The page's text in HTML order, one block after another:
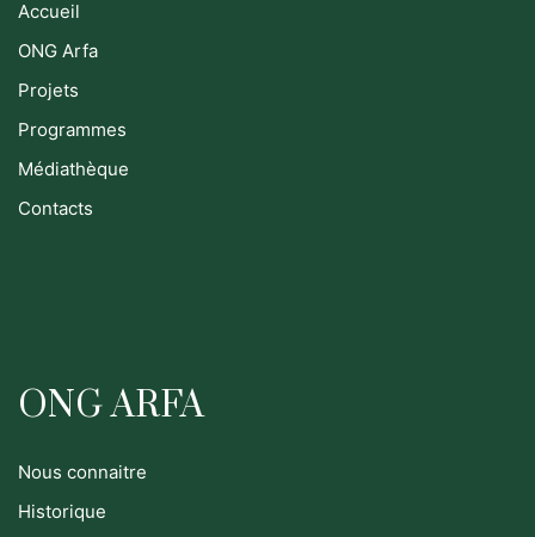
Accueil
ONG Arfa
Projets
Programmes
Médiathèque
Contacts
ONG ARFA
Nous connaitre
Historique